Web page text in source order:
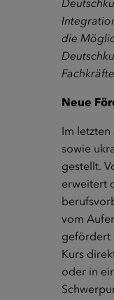
die
Neue
Im
sowie
gestellt.
erweitert
vom
gefördert
Kurs
oder in